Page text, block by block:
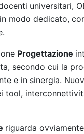
universitari,
modo dedicato,
Progettazione
secondo cui la
e in sinergia.
tool,
riguarda